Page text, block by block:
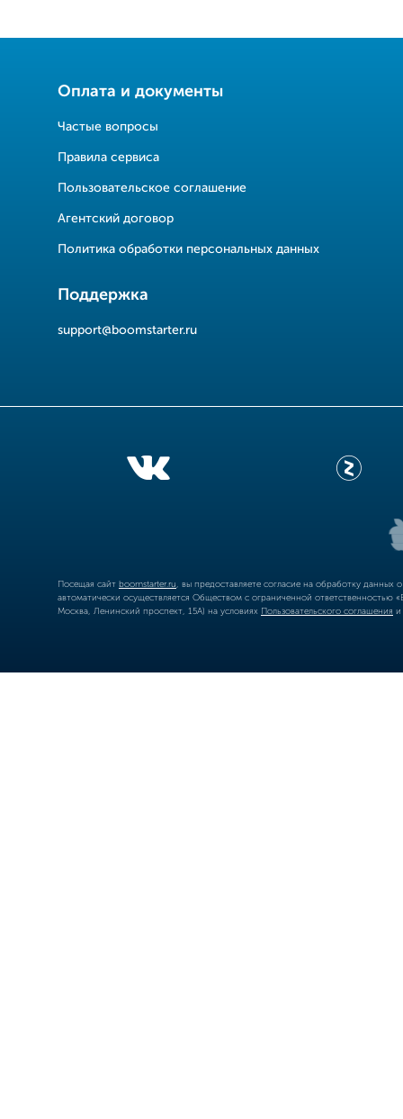
Оплата и документы
Частые вопросы
Правила сервиса
Пользовательское соглашение
Агентский договор
Политика обработки персональных данных
Поддержка
support@boomstarter.ru
Посещая сайт boomstarter.ru , вы предоставляете согласие на обработку
автоматически осуществляется Обществом с ограниченной
Москва, Ленинский проспект, 15А) на условиях Пользовательского соглашения и